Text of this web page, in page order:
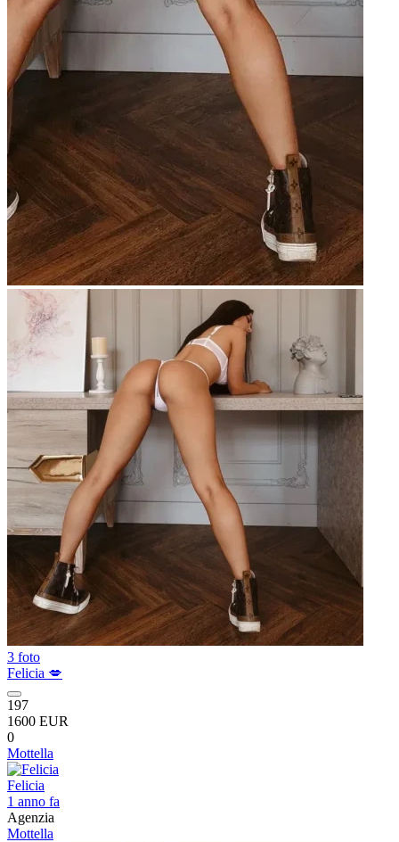
3 foto
Felicia 💋
197
1600 EUR
0
Mottella
Felicia
1 anno fa
Agenzia
Mottella